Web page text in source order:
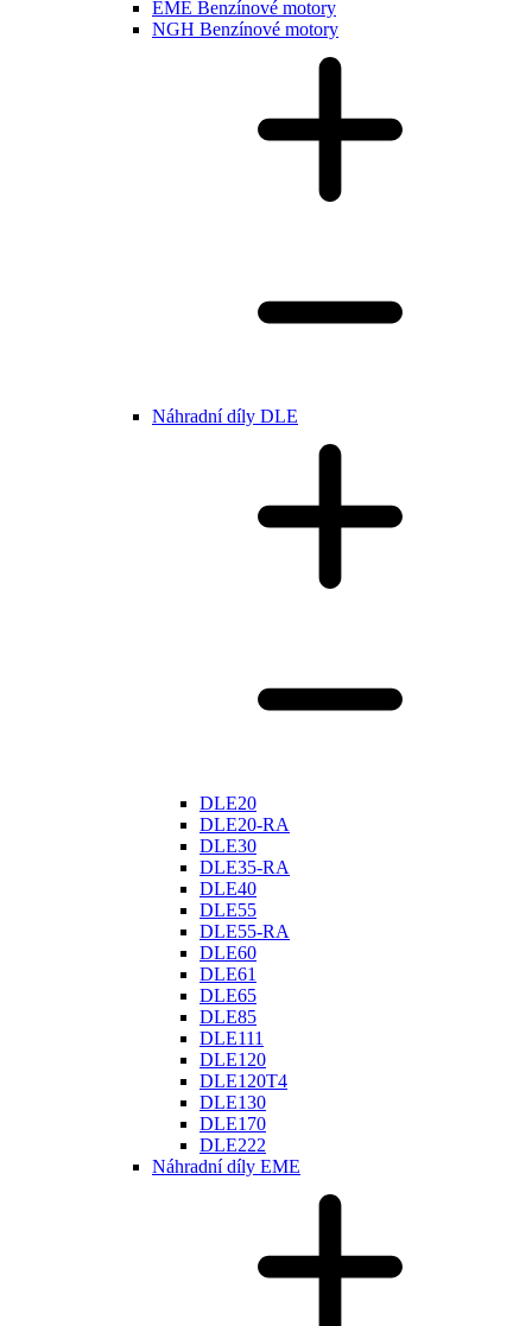
EME Benzínové motory
NGH Benzínové motory
Náhradní díly DLE
DLE20
DLE20-RA
DLE30
DLE35-RA
DLE40
DLE55
DLE55-RA
DLE60
DLE61
DLE65
DLE85
DLE111
DLE120
DLE120T4
DLE130
DLE170
DLE222
Náhradní díly EME